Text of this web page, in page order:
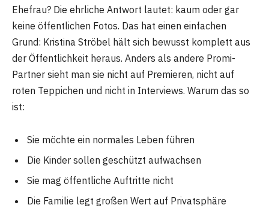
Ehefrau? Die ehrliche Antwort lautet: kaum oder gar
keine öffentlichen Fotos. Das hat einen einfachen
Grund: Kristina Ströbel hält sich bewusst komplett aus
der Öffentlichkeit heraus. Anders als andere Promi-
Partner sieht man sie nicht auf Premieren, nicht auf
roten Teppichen und nicht in Interviews. Warum das so
ist:
Sie möchte ein normales Leben führen
Die Kinder sollen geschützt aufwachsen
Sie mag öffentliche Auftritte nicht
Die Familie legt großen Wert auf Privatsphäre